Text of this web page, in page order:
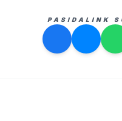
PASIDALINK